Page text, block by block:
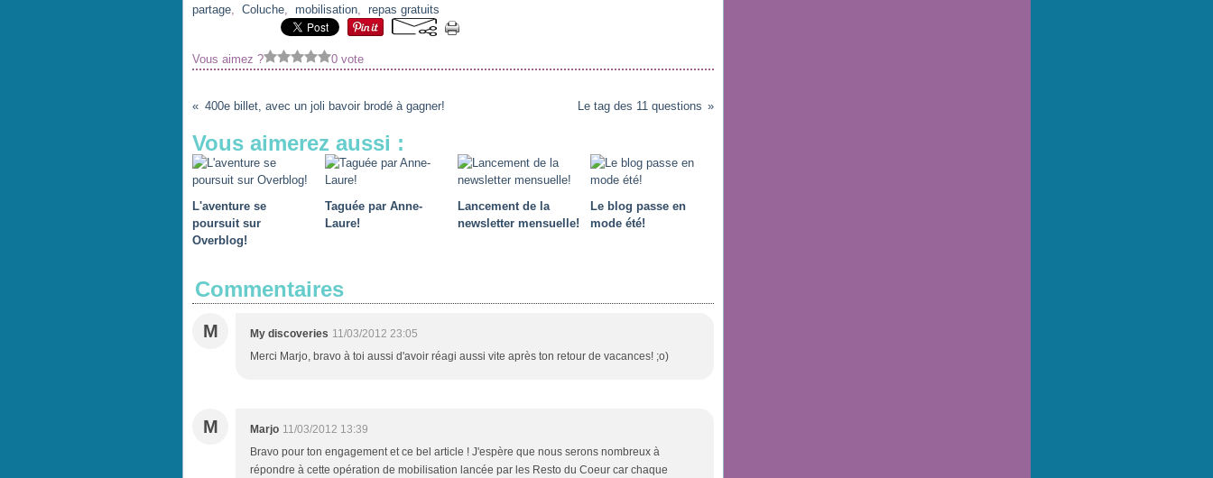
partage, Coluche, mobilisation, repas gratuits
Vous aimez ? 0 vote
400e billet, avec un joli bavoir brodé à gagner! Le tag des 11 questions
Vous aimerez aussi :
L'aventure se
poursuit sur
Overblog!
Taguée par Anne-
Laure!
Lancement de la
newsletter mensuelle!
Le blog passe en
mode été!
Commentaires
M My discoveries 11/03/2012 23:05
Merci Marjo, bravo à toi aussi d'avoir réagi aussi vite après ton retour de vacances! ;o)
M Marjo 11/03/2012 13:39
Bravo pour ton engagement et ce bel article ! J'espère que nous serons nombreux à
répondre à cette opération de mobilisation lancée par les Resto du Coeur car chaque